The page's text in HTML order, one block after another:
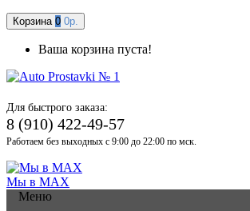
Корзина 0 0р.
Ваша корзина пуста!
Для быстрого заказа:
8 (910) 422-49-57
Работаем без выходных с 9:00 до 22:00 по мск.
Мы в MAX
Меню